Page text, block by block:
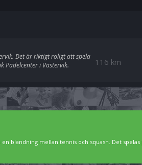
116 km
Det är riktigt roligt att spela
Padelcenter i Västervik.
blandning mellan tennis och squash. Det spelas